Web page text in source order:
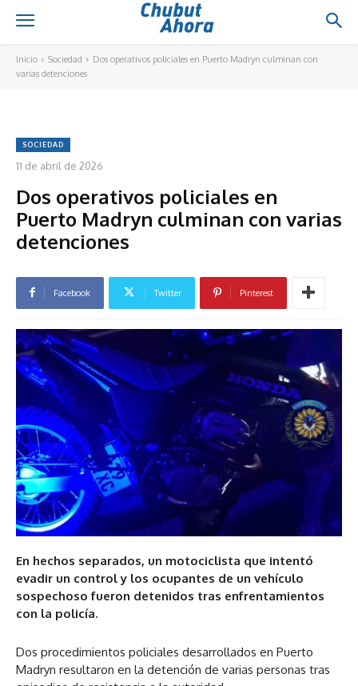
Inicio Sociedad
Dos operativos policiales en Puerto Madryn culminan con
varias detenciones
SOCIEDAD
11 de abril de 2026
Dos operativos policiales en
Puerto Madryn culminan con varias
detenciones
Facebook Twitter Pinterest
En hechos separados, un motociclista que intentó
evadir un control y los ocupantes de un vehículo
sospechoso fueron detenidos tras enfrentamientos
con la policía.
Dos procedimientos policiales desarrollados en Puerto
Madryn resultaron en la detención de varias personas tras